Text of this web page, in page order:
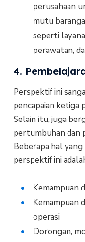
perusahaan
mutu
seperti
perawatan,
4.
Perspektif ini
pencapaian ketiga
Selain itu, juga
pertumbuhan dan
Beberapa hal
perspektif ini
Kemampuan
Kemampuan
operasi
Dorongan,